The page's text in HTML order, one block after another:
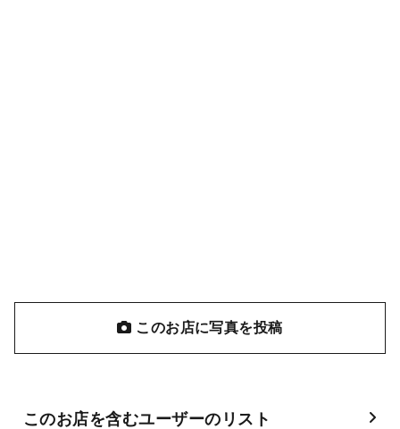
このお店に写真を投稿
このお店を含むユーザーのリスト